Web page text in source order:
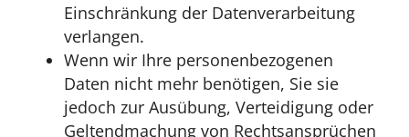
Einschränkung der Datenverarbeitung
verlangen.
Wenn wir Ihre personenbezogenen
Daten nicht mehr benötigen, Sie sie
jedoch zur Ausübung, Verteidigung oder
Geltendmachung von Rechtsansprüchen